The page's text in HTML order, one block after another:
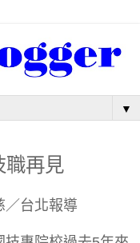
▼
職再見
／台北報導